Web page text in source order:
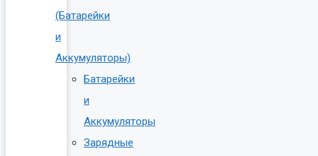
(Батарейки
и
Аккумуляторы)
Батарейки
и
Аккумуляторы
Зарядные